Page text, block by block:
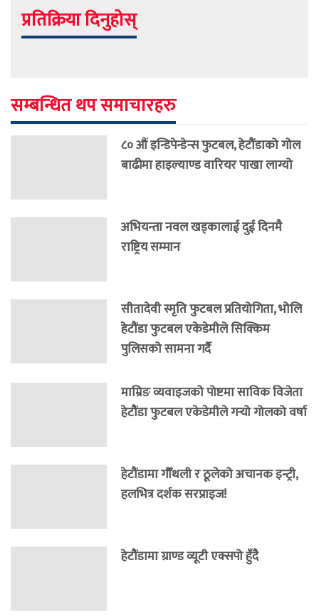
प्रतिक्रिया दिनुहोस्
सम्बन्धित थप समाचारहरु
८० औं इन्डिपेन्डेन्स फुटबल, हेटौंडाको गोल
बाढीमा हाइल्याण्ड वारियर पाखा लाग्यो
अभियन्ता नवल खड्कालाई दुई दिनमै
राष्ट्रिय सम्मान
सीतादेवी स्मृति फुटबल प्रतियोगिता, भोलि
हेटौंडा फुटबल एकेडेमीले सिक्किम
पुलिसको सामना गर्दै
माम्रिङ व्यवाइजको पोष्टमा साविक विजेता
हेटौंडा फुटबल एकेडेमीले गर्‍यो गोलको वर्षा
हेटौंडामा गौँथली र ठूलेको अचानक इन्ट्री,
हलभित्र दर्शक सरप्राइज!
हेटौंडामा ग्राण्ड व्यूटी एक्सपो हुँदै